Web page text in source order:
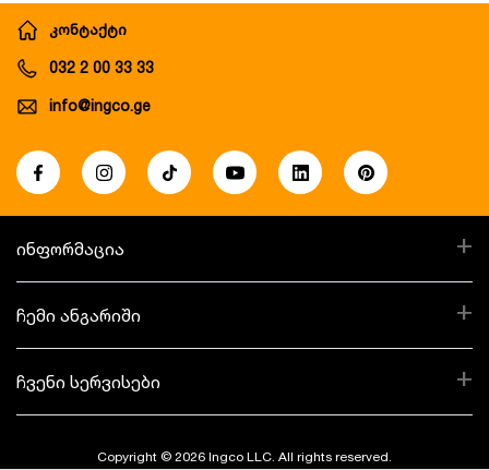
კონტაქტი
032 2 00 33 33
info@ingco.ge
+
ინფორმაცია
+
ჩემი ანგარიში
+
ჩვენი სერვისები
Copyright © 2026 Ingco LLC. All rights reserved.